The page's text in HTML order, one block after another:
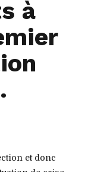
à
et donc